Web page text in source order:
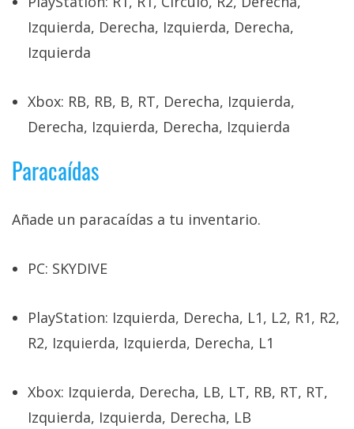
Izquierda, Derecha, Izquierda, Derecha,
Izquierda
Xbox: RB, RB, B, RT, Derecha, Izquierda,
Derecha, Izquierda, Derecha, Izquierda
Paracaídas
Añade un paracaídas a tu inventario.
PC: SKYDIVE
PlayStation: Izquierda, Derecha, L1, L2, R1, R2,
R2, Izquierda, Izquierda, Derecha, L1
Xbox: Izquierda, Derecha, LB, LT, RB, RT, RT,
Izquierda, Izquierda, Derecha, LB